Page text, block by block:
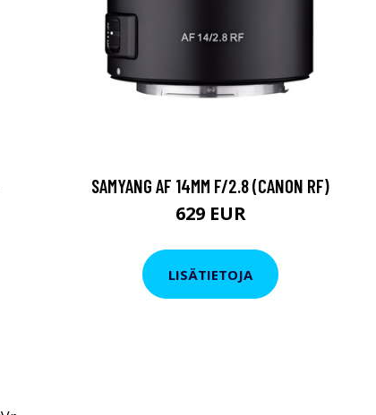
SAMYANG AF 14MM F/2.8 (CANON RF)
629 EUR
LISÄTIETOJA